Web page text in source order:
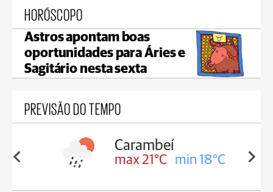
HORÓSCOPO
Astros apontam boas
oportunidades para Áries e
Sagitário nesta sexta
PREVISÃO DO TEMPO
18°C
Carambeí
max 21°C min 18°C